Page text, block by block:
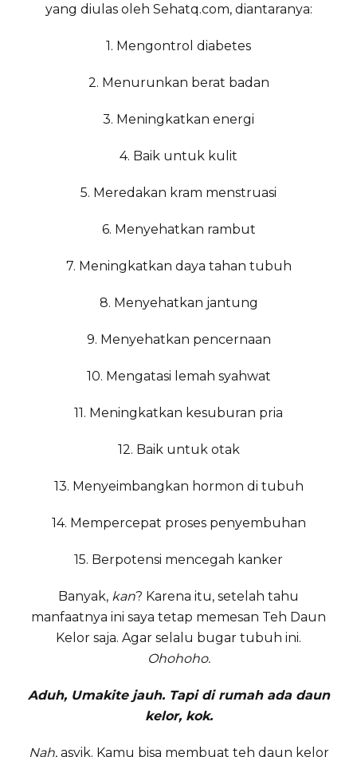
yang diulas oleh Sehatq.com, diantaranya:
1. Mengontrol diabetes
2. Menurunkan berat badan
3. Meningkatkan energi
4. Baik untuk kulit
5. Meredakan kram menstruasi
6. Menyehatkan rambut
7. Meningkatkan daya tahan tubuh
8. Menyehatkan jantung
9. Menyehatkan pencernaan
10. Mengatasi lemah syahwat
11. Meningkatkan kesuburan pria
12. Baik untuk otak
13. Menyeimbangkan hormon di tubuh
14. Mempercepat proses penyembuhan
15. Berpotensi mencegah kanker
Banyak, kan? Karena itu, setelah tahu
manfaatnya ini saya tetap memesan Teh Daun
Kelor saja. Agar selalu bugar tubuh ini.
Ohohoho.
Aduh, Umakite jauh. Tapi di rumah ada daun
kelor, kok.
Nah, asyik. Kamu bisa membuat teh daun kelor